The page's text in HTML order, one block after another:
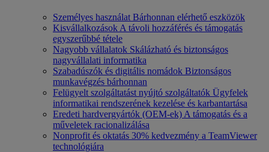
Személyes használat Bárhonnan elérhető eszközök
Kisvállalkozások A távoli hozzáférés és támogatás
egyszerűbbé tétele
Nagyobb vállalatok Skálázható és biztonságos
nagyvállalati informatika
Szabadúszók és digitális nomádok Biztonságos
munkavégzés bárhonnan
Felügyelt szolgáltatást nyújtó szolgáltatók Ügyfelek
informatikai rendszerének kezelése és karbantartása
Eredeti hardvergyártók (OEM-ek) A támogatás és a
műveletek racionalizálása
Nonprofit és oktatás 30% kedvezmény a TeamViewer
technológiára